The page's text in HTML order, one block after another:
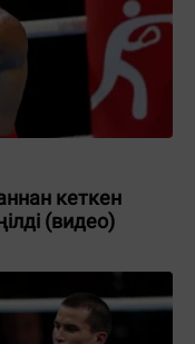
кеткен
(видео)